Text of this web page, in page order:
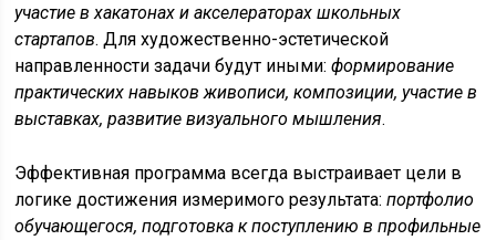
участие в хакатонах и акселераторах школьных
стартапов. Для художественно-эстетической
направленности задачи будут иными:формирование
практических навыков живописи, композиции, участие в
выставках, развитие визуального мышления.
Эффективная программа всегда выстраивает цели в
логике достижения измеримого результата:портфолио
обучающегося, подготовка к поступлению в профильные